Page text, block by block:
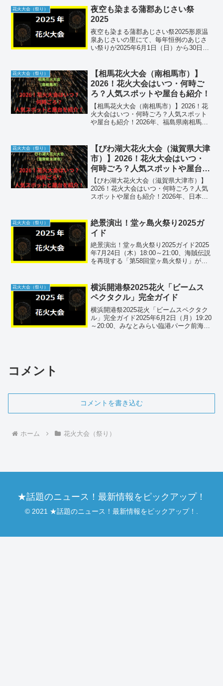
れます。宍道湖の美しい湖面を舞台に、2
日間で合計約2...
花火大会（祭り）
夜空も染まる蒲郡あじさい祭
2025
夜空も染まる蒲郡あじさい祭2025形原温
泉あじさいの里にて、毎年恒例のあじさ
い祭りが2025年6月1日（日）から30日
は照明による幻想的な景色を楽しむこと
ができます。...
花火大会（祭り）
【相馬花火大会（南相馬市）】
2026！花火大会はいつ・何時ご
ろ？人気スポットや屋台も紹介！
【相馬花火大会（南相馬市）】2026！花
火大会はいつ・何時ごろ？人気スポット
や屋台も紹介！2026年、福島県南相馬市
催されます。この大会は、千年以上の歴
史を誇る国指定...
花火大会（祭り）
【びわ湖大花火大会（滋賀県大津
市）】2026！花火大会はいつ・
何時ごろ？人気スポットや屋台も
紹介！
【びわ湖大花火大会（滋賀県大津市）】
2026！花火大会はいつ・何時ごろ？人気
スポットや屋台も紹介！2026年、日本最
す。この大会の最大の魅力は、湖上とい
う障害物のない広...
花火大会（祭り）
絶景演出！堂ヶ島火祭り2025ガ
イド
絶景演出！堂ヶ島火祭り2025ガイド2025
年7月24日（木）18:00～21:00、海賊伝説
を再現する「第58回堂ヶ島火祭り」が堂
映り、夏の夜空をダイナミックに...
花火大会（祭り）
横浜開港祭2025花火「ビームス
ペクタクル」完全ガイド
横浜開港祭2025花火「ビームスペクタク
ル」完全ガイド2025年6月2日（月）19:20
～20:00、みなとみらい臨港パーク前海上
コメント
コメントを書き込む
ホーム 花火大会（祭り）
★話題のニュース！最新情報をピックアップ！
© 2021 ★話題のニュース！最新情報をピックアップ！.